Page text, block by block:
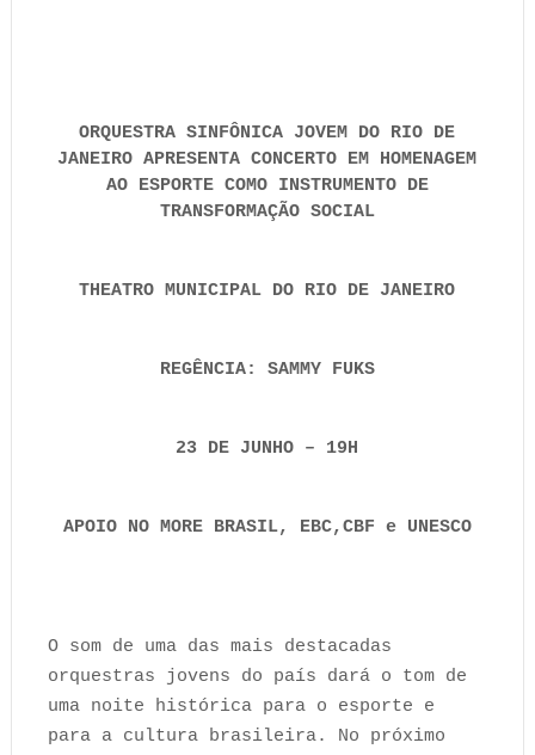
ORQUESTRA SINFÔNICA JOVEM DO RIO DE
JANEIRO APRESENTA CONCERTO EM HOMENAGEM
AO ESPORTE COMO INSTRUMENTO DE
TRANSFORMAÇÃO SOCIAL
THEATRO MUNICIPAL DO RIO DE JANEIRO
REGÊNCIA: SAMMY FUKS
23 DE JUNHO – 19H
APOIO NO MORE BRASIL, EBC,CBF e UNESCO
O som de uma das mais destacadas
orquestras jovens do país dará o tom de
uma noite histórica para o esporte e
para a cultura brasileira. No próximo